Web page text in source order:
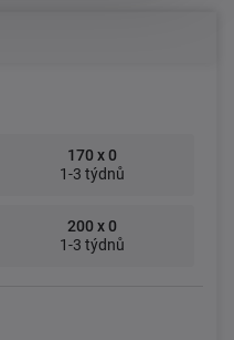
170 x 0
1-3 týdnů
200 x 0
1-3 týdnů